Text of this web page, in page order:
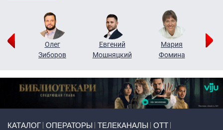
Олег
Зиборов
Евгений
Мошняцкий
Мария
Фомина
КАТАЛОГ ОПЕРАТОРЫ ТЕЛЕКАНАЛЫ ОТТ